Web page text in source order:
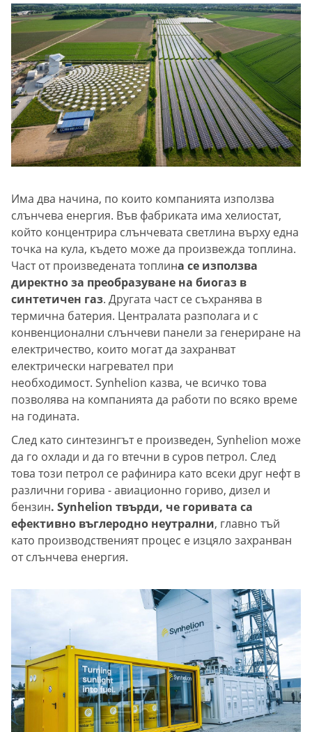
Има два начина, по които компанията използва
слънчева енергия. Във фабриката има хелиостат,
който концентрира слънчевата светлина върху една
точка на кула, където може да произвежда топлина.
Част от произведената топлина се използва
директно за преобразуване на биогаз в
синтетичен газ. Другата част се съхранява в
термична батерия. Централата разполага и с
конвенционални слънчеви панели за генериране на
електричество, които могат да захранват
електрически нагревател при
необходимост. Synhelion казва, че всичко това
позволява на компанията да работи по всяко време
на годината.
След като синтезингът е произведен, Synhelion може
да го охлади и да го втечни в суров петрол. След
това този петрол се рафинира като всеки друг нефт в
различни горива - авиационно гориво, дизел и
бензин. Synhelion твърди, че горивата са
ефективно въглеродно неутрални, главно тъй
като производственият процес е изцяло захранван
от слънчева енергия.